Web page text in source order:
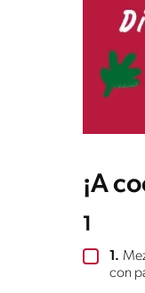
¡A
1
1.
con